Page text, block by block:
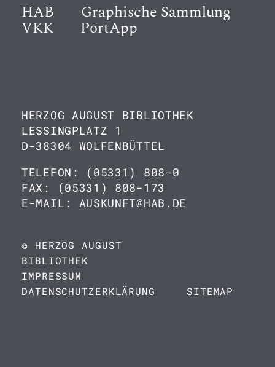
HAB Graphische Sammlung
VKK PortApp
HERZOG AUGUST BIBLIOTHEK
LESSINGPLATZ 1
D-38304 WOLFENBÜTTEL
TELEFON: (05331) 808-0
FAX: (05331) 808-173
E-MAIL: AUSKUNFT@HAB.DE
© HERZOG AUGUST
BIBLIOTHEK
IMPRESSUM
DATENSCHUTZERKLÄRUNG
SITEMAP